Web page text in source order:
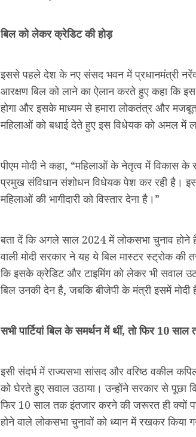
कि इसके क्रेडिट और टाइमिंग को लेकर भी सवाल
सभी पार्टियां बिल के समर्थन में थीं, तो फिर 10
इसी संदर्भ में राज्यसभा सांसद और वरिष्ठ वकील
फिर 10 साल तक इंतजार करने की जरूरत ही क्यों
होने वाले लोकसभा चुनावों को ध्यान में रखकर किया
मात्र पेश किया गया है। कल यानी बुधवार, 20
सभी पार्टियों का स्टैंड और स्पष्ट होगा। फिलहाल
के तहत संसद और विधानसभा की 33 फीसदी सीटें
की व्यवस्था के तहत लोकसभा में 181 सीटें महिलाओं
बुधवार को ज़ोरदार बहस की उम्मीद
नारी शक्ति वंदन बिल में दिल्ली विधानसभा में भी
यह प्रावधान 15 सालों के लिए है, इसके बाद संसद
है कि प्रत्येक आम चुनाव के बाद आरक्षित सीटों को
या केंद्र शासित प्रदेश के विभिन्न निर्वाचन क्षेत्रों में